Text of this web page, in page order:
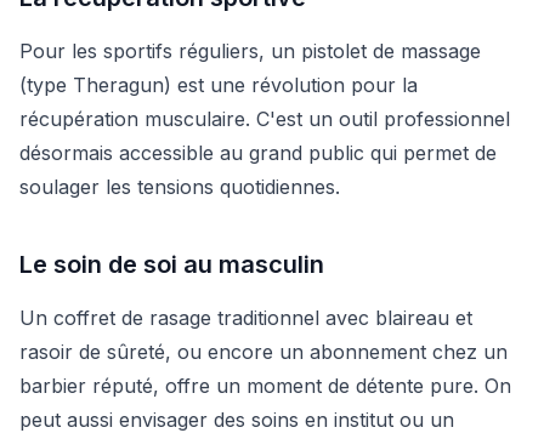
Pour les sportifs réguliers, un pistolet de massage
(type Theragun) est une révolution pour la
récupération musculaire. C'est un outil professionnel
désormais accessible au grand public qui permet de
soulager les tensions quotidiennes.
Le soin de soi au masculin
Un coffret de rasage traditionnel avec blaireau et
rasoir de sûreté, ou encore un abonnement chez un
barbier réputé, offre un moment de détente pure. On
peut aussi envisager des soins en institut ou un